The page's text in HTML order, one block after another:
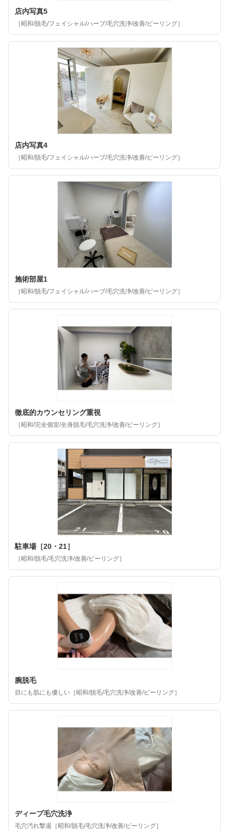
店内写真5
［昭和/脱毛/フェイシャル/ハーブ/毛穴洗浄/改善/ピーリング］
店内写真4
［昭和/脱毛/フェイシャル/ハーブ/毛穴洗浄/改善/ピーリング］
施術部屋1
［昭和/脱毛/フェイシャル/ハーブ/毛穴洗浄/改善/ピーリング］
徹底的カウンセリング重視
［昭和/完全個室/全身脱毛/毛穴洗浄/改善/ピーリング］
駐車場［20・21］
［昭和/脱毛/毛穴洗浄/改善/ピーリング］
腕脱毛
目にも肌にも優しい［昭和/脱毛/毛穴洗浄/改善/ピーリング］
ディープ毛穴洗浄
毛穴汚れ撃退［昭和/脱毛/毛穴洗浄/改善/ピーリング］